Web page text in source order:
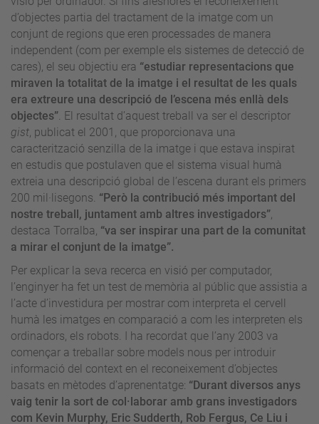
d’objectes partia del tractament de la imatge com un
conjunt de regions que eren processades de manera
independent (com per exemple els sistemes de detecció de
cares), el seu objectiu era “estudiar representacions que
miraven la totalitat de la imatge i el resultat de les quals
era extreure una descripció de l’escena més enllà dels
objectes” . El resultat d’aquest treball va ser el descriptor
gist , publicat el 2001, que proporcionava una
caracterització senzilla de la imatge i que estava inspirat
en estudis que postulaven que el sistema visual humà
extreia una descripció global de l’escena durant els primers
200 mil·lisegons. “Però la contribució més important del
nostre treball, juntament amb altres investigadors”
destaca Torralba, “va ser inspirar una part de la comunitat
a mirar el conjunt de la imatge”.
Per explicar la seva recerca en visió per computador,
l’enginyer ha fet un test de memòria al públic que assistia a
l’acte d’investidura per mostrar com interpreta el cervell
humà les imatges en comparació a com les interpreten els
ordinadors, els robots. I ha recordat que l’any 2003 va
començar a treballar sobre models nous per introduir
informació del context en el reconeixement d’objectes
basats en mètodes d’aprenentatge: “Durant diversos anys
vaig tenir la sort de col·laborar amb grans investigadors
com Kevin Murphy, Eric Sudderth, Rob Fergus, Ce Liu i